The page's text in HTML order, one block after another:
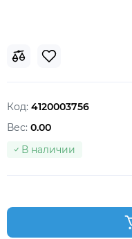
Код: 4120003756
В наличии
Вес: 0.00